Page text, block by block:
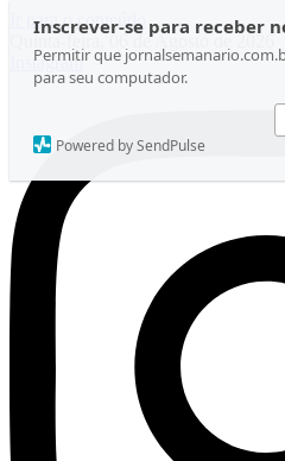
Inscrever-se para receber
Permitir que
para seu computador.
Powered by SendPulse
Ir para o conteúdo
Quinta-feira, 06 de Agosto de 2026
Instagram